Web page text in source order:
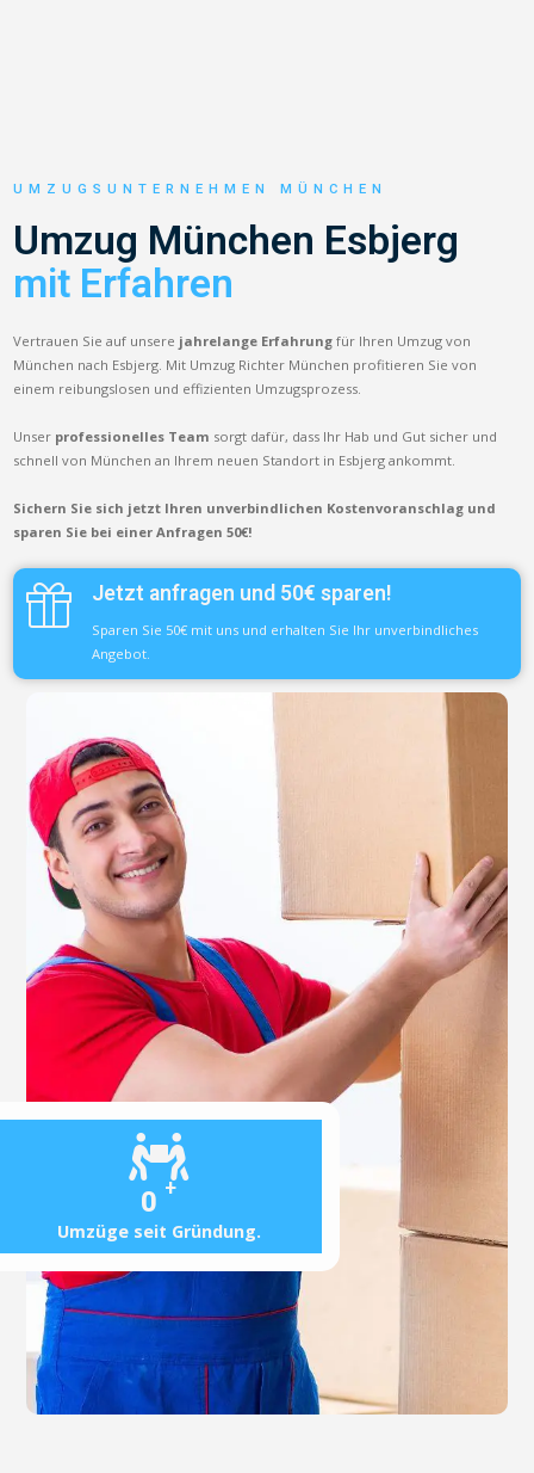
0 +
Umzüge seit Gründung.
UMZUGSUNTERNEHMEN MÜNCHEN
Umzug München Esbjerg
mit Erfahren
Vertrauen Sie auf unsere jahrelange Erfahrung für Ihren Umzug von
München nach Esbjerg. Mit Umzug Richter München profitieren Sie von
einem reibungslosen und effizienten Umzugsprozess.
Unser professionelles Team sorgt dafür, dass Ihr Hab und Gut sicher und
schnell von München an Ihrem neuen Standort in Esbjerg ankommt.
Sichern Sie sich jetzt Ihren unverbindlichen Kostenvoranschlag und
sparen Sie bei einer Anfragen 50€!
Jetzt anfragen und 50€ sparen!
Sparen Sie 50€ mit uns und erhalten Sie Ihr unverbindliches
Angebot.